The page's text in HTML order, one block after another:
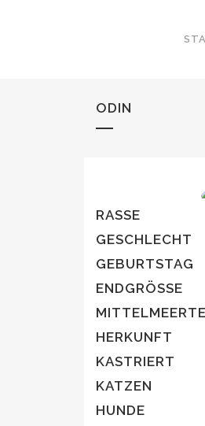
ODIN
RASSE
GESCHLECHT
GEBURTSTAG
ENDGRÖSSE
HERKUNFT
KASTRIERT
KATZEN
HUNDE